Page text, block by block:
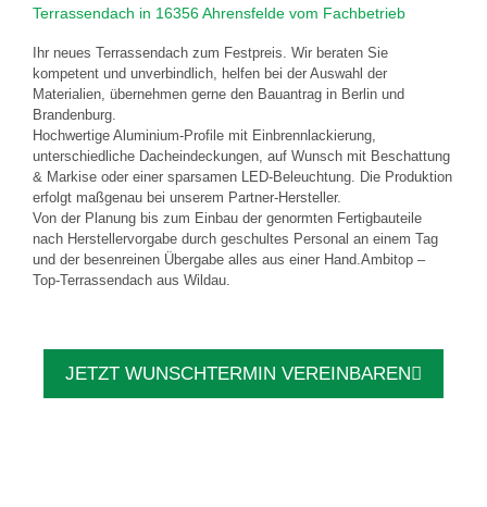
Terrassendach in 16356 Ahrensfelde vom Fachbetrieb
Ihr neues Terrassendach zum Festpreis. Wir beraten Sie
kompetent und unverbindlich, helfen bei der Auswahl der
Materialien, übernehmen gerne den Bauantrag in Berlin und
Brandenburg.
Hochwertige Aluminium-Profile mit Einbrennlackierung,
unterschiedliche Dacheindeckungen, auf Wunsch mit Beschattung
& Markise oder einer sparsamen LED-Beleuchtung. Die Produktion
erfolgt maßgenau bei unserem Partner-Hersteller.
Von der Planung bis zum Einbau der genormten Fertigbauteile
nach Herstellervorgabe durch geschultes Personal an einem Tag
und der besenreinen Übergabe alles aus einer Hand.Ambitop –
Top-Terrassendach aus Wildau.
JETZT WUNSCHTERMIN VEREINBAREN